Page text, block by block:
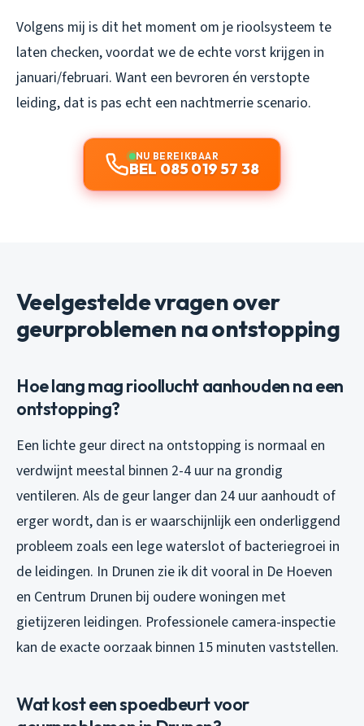
Volgens mij is dit het moment om je rioolsysteem te
laten checken, voordat we de echte vorst krijgen in
januari/februari. Want een bevroren én verstopte
leiding, dat is pas echt een nachtmerrie scenario.
NU BEREIKBAAR
BEL 085 019 57 38
Veelgestelde vragen over
geurproblemen na ontstopping
Hoe lang mag rioollucht aanhouden na een
ontstopping?
Een lichte geur direct na ontstopping is normaal en
verdwijnt meestal binnen 2-4 uur na grondig
ventileren. Als de geur langer dan 24 uur aanhoudt of
erger wordt, dan is er waarschijnlijk een onderliggend
probleem zoals een lege waterslot of bacteriegroei in
de leidingen. In Drunen zie ik dit vooral in De Hoeven
en Centrum Drunen bij oudere woningen met
gietijzeren leidingen. Professionele camera-inspectie
kan de exacte oorzaak binnen 15 minuten vaststellen.
Wat kost een spoedbeurt voor